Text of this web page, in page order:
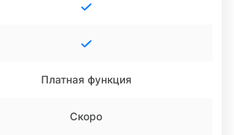
Платная функция
Скоро